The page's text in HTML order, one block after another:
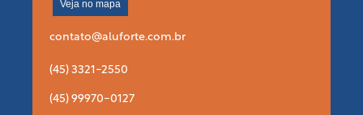
Veja no mapa
contato@aluforte.com.br
(45) 3321-2550
(45) 99970-0127